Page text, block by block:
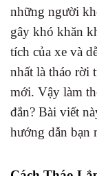
những người
gây khó khăn
tích của xe và
nhất là tháo rời
mới. Vậy làm
đắn? Bài viết
hướng dẫn bạn